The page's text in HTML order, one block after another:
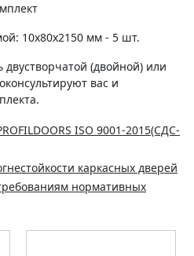
10х80х2150 мм - 5 шт.
(двойной) или
вас и
ISO 9001-2015(СДС-
каркасных дверей
нормативных